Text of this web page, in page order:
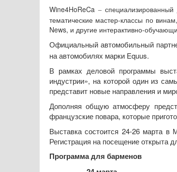
Wine4HoReCa‒
тематические мастер-классы по
News, и другие интерактивно-
Официальный автомобильный
на автомобилях марки Equus.
В рамках деловой программы
индустрии», на которой один из
представит новые направления и
Дополняя общую атмосферу
французские повара, которые
Выставка состоится 24-26 марта в
Регистрация на посещение открыта
Программа для барменов